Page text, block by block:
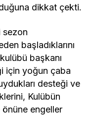
dikkat çekti.
sezon
başladıklarını
başkanı
için yoğun çaba
desteği ve
Kulübün
önüne engeller